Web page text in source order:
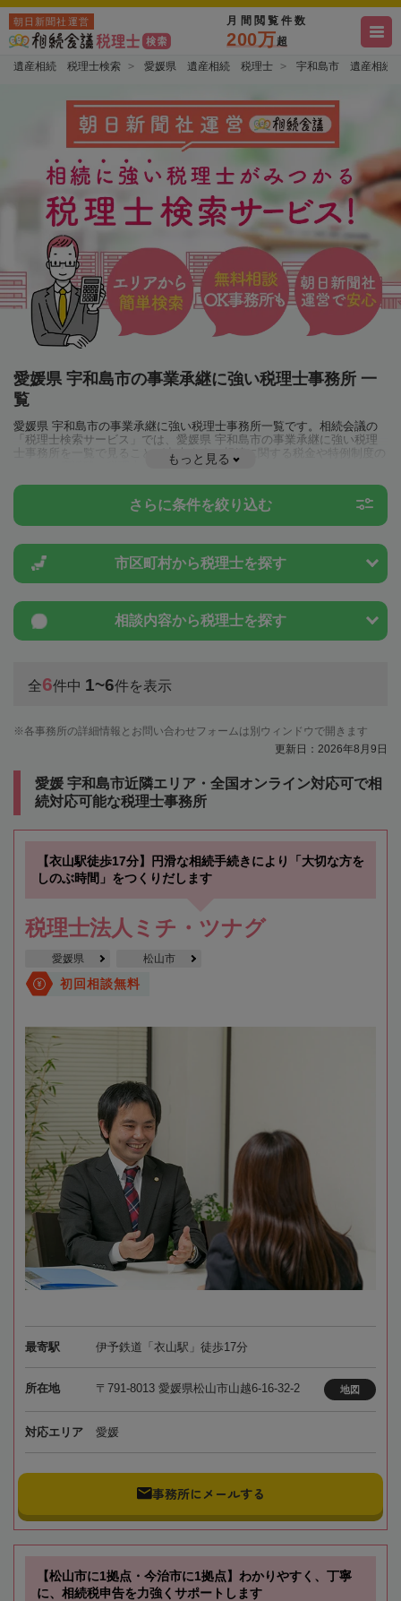
朝日新聞社運営 月間閲覧件数
200万超
遺産相続 税理士検索 愛媛県 遺産相続 税理士 宇和島市 遺産相続
愛媛県 宇和島市の事業承継に強い税理士事務所 一
覧
愛媛県 宇和島市の事業承継に強い税理士事務所一覧です。相続会議の
「税理士検索サービス」では、愛媛県 宇和島市の事業承継に強い税理
士事務所を一覧で見ることが出来ます。相続に関する税金や特例制度の
ことは一度近隣の税理士に相談してみましょう。
もっと見る
さらに条件を絞り込む
市区町村から税理士を探す
相談内容から税理士を探す
全6件中 1~6件を表示
各事務所の詳細情報とお問い合わせフォームは別ウィンドウで開きます
更新日：2026年8月9日
愛媛 宇和島市近隣エリア・全国オンライン対応可で相
続対応可能な税理士事務所
【衣山駅徒歩17分】円滑な相続手続きにより「大切な方を
しのぶ時間」をつくりだします
税理士法人ミチ・ツナグ
愛媛県 松山市
初回相談無料
最寄駅 伊予鉄道「衣山駅」徒歩17分
所在地 〒791-8013 愛媛県松山市山越6-16-32-2 地図
対応エリア 愛媛
事務所にメールする
【松山市に1拠点・今治市に1拠点】わかりやすく、丁寧
に、相続税申告を力強くサポートします